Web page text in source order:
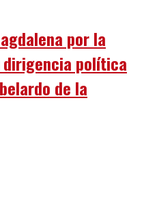
por la
política
de la